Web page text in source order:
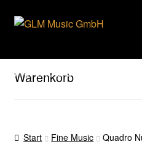
Hier sind unsere Neuigkeiten
Zur
Zum
Unser Katalog
Warenkorb
Start Fine Music Quadro